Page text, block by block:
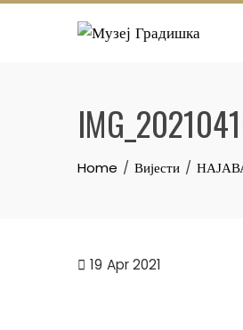
Skip
Home Вијести
19 Apr 2021